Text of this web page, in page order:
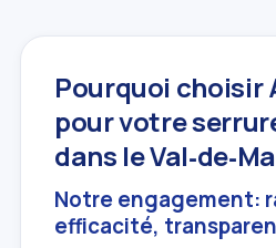
Pourquoi choisir
pour votre
dans le
Notre engagement:
efficacité,